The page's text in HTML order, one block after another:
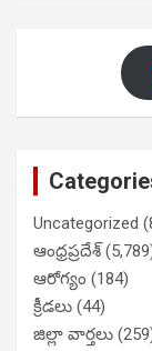
Uncategorized
ఆంధ్రప్రదేశ్
ఆరోగ్యం (184)
క్రీడలు (44)
జిల్లా వార్తలు